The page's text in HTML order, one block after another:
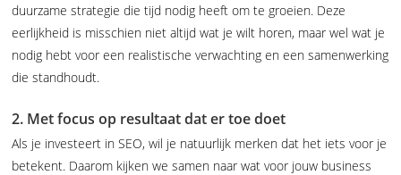
duurzame strategie die tijd nodig heeft om te groeien. Deze
eerlijkheid is misschien niet altijd wat je wilt horen, maar wel wat je
nodig hebt voor een realistische verwachting en een samenwerking
die standhoudt.
2. Met focus op resultaat dat er toe doet
Als je investeert in SEO, wil je natuurlijk merken dat het iets voor je
betekent. Daarom kijken we samen naar wat voor jouw business